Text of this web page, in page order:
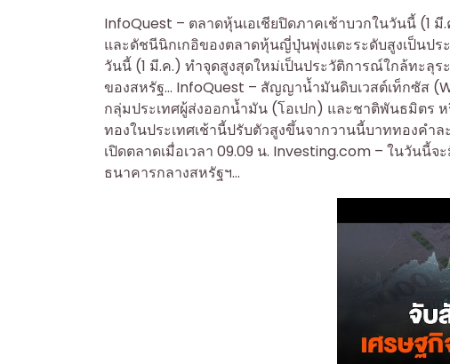
InfoQuest – ตลาดหุ้นเอเชียปิดภาคเช้าบวกในวันนี้
และดัชนีนิกเกอิของตลาดหุ้นญี่ปุ่นพุ่งแตะระดับสูงเป็นป
วันนี้ (1 มี.ค.) ทำจุดสูงสุดใหม่เป็นประวัติการณ์ใกล้ทะลุร
ของสหรัฐ… InfoQuest – สัญญาน้ำมันดิบเวสต์เท็กซัส
กลุ่มประเทศผู้ส่งออกน้ำมัน (โอเปก) และชาติพันธมิตร
ทองในประเทศเช้านี้ปรับตัวสูงขึ้นจากวานนี้บาททองค
เปิดตลาดเมื่อเวลา 09.09 น. Investing.com – ในวันนี้จ
ธนาคารกลางสหรัฐฯ…